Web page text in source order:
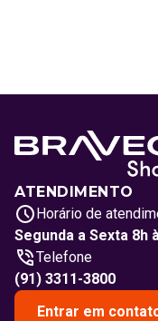
ATENDIMENTO
Horário de
Segunda a Sexta 8h
Telefone
(91) 3311-3800
Entrar em